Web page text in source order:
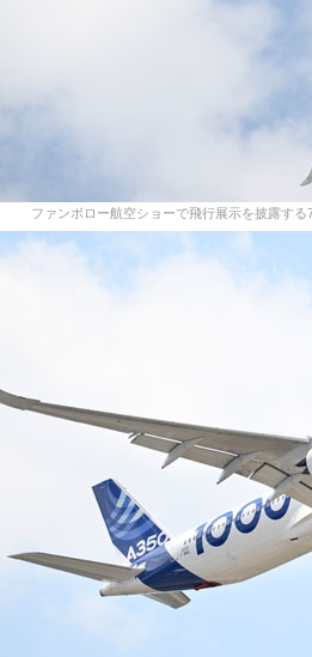
ファンボロー航空ショーで飛行展示を披露す